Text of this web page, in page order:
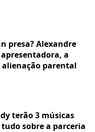
presa? Alexandre
a
parental
terão 3 músicas
sobre a parceria